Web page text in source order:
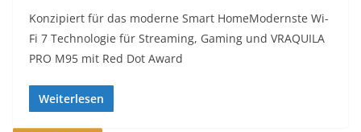
Konzipiert für das moderne Smart HomeModernste Wi-
Fi 7 Technologie für Streaming, Gaming und VRAQUILA
PRO M95 mit Red Dot Award
Weiterlesen